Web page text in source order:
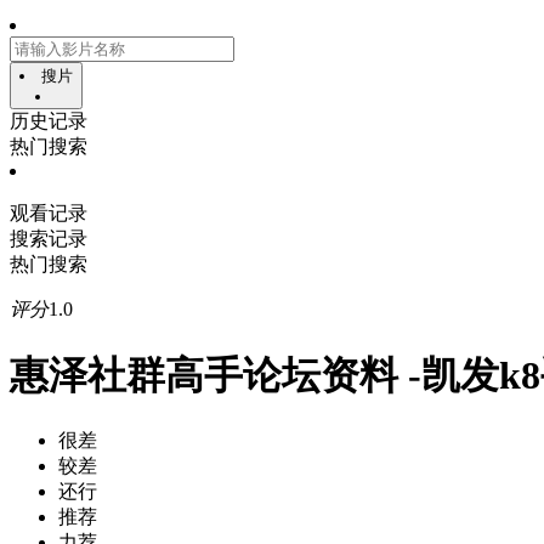
搜片
历史记录
热门搜索
观看记录
搜索记录
热门搜索
评分1.0
惠泽社群高手论坛资料 -凯发
很差
较差
还行
推荐